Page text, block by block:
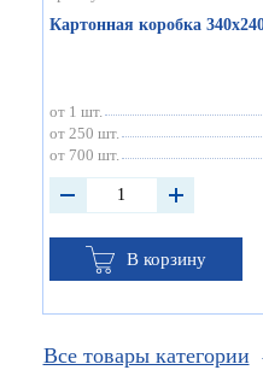
Картонная коробка
от 1 шт.
от 250 шт.
от 700 шт.
В корзину
Все товары категории